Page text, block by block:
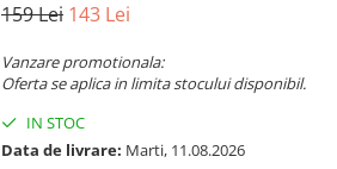
159 Lei 143 Lei
Vanzare promotionala:
Oferta se aplica in limita stocului disponibil.
IN STOC
Data de livrare: Marti, 11.08.2026